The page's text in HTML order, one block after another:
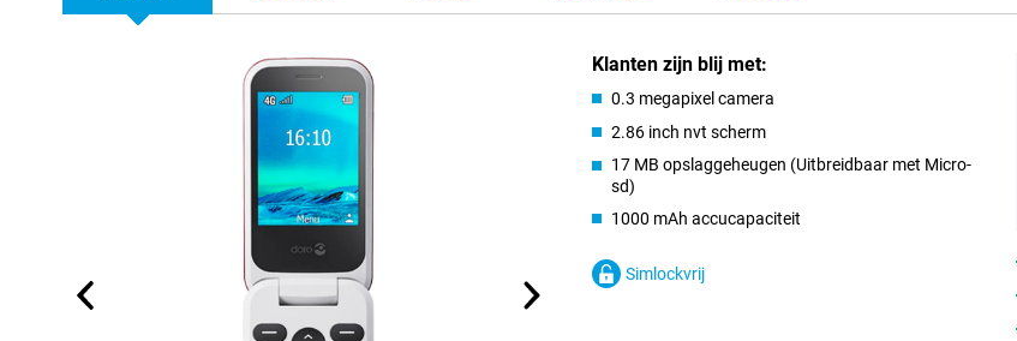
Klanten zijn blij met:
0.3 megapixel camera
2.86 inch nvt scherm
17 MB opslaggeheugen (Uitbreidbaar met Micro-
sd)
1000 mAh accucapaciteit
Simlockvrij